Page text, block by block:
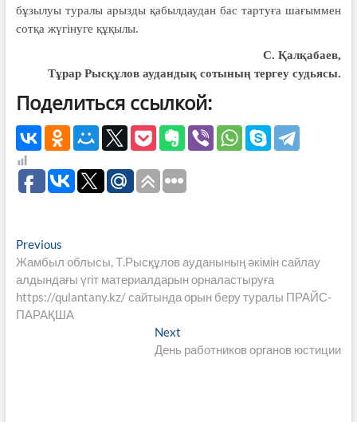
бұ­зылуы туралы арызды қабылдаудан бас тартуға шағыммен
сотқа жүгінуге құ­қылы.
С. Қалқабаев,
Тұрар Рысқұлов аудандық сотының тергеу судьясы.
Поделиться ссылкой:
Навигация
по
записям
PreviousPrevious
post:
Жамбыл облысы, Т.Рысқұлов ауданының әкімін сайлау
алдындағы үгіт материалдарын орналастыруға
https://qulantany.kz/ сайтында орын беру туралы ПРАЙС-
ПАРАҚША
Next
post:
День работников органов юстиции